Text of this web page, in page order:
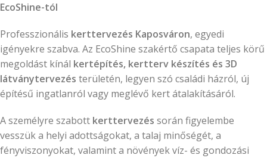
EcoShine-tól
Professzionális kerttervezés Kaposváron, egyedi
igényekre szabva. Az EcoShine szakértő csapata teljes körű
megoldást kínál kertépítés, kertterv készítés és 3D
látványtervezés területén, legyen szó családi házról, új
építésű ingatlanról vagy meglévő kert átalakításáról.
A személyre szabott kerttervezés során figyelembe
vesszük a helyi adottságokat, a talaj minőségét, a
fényviszonyokat, valamint a növények víz- és gondozási